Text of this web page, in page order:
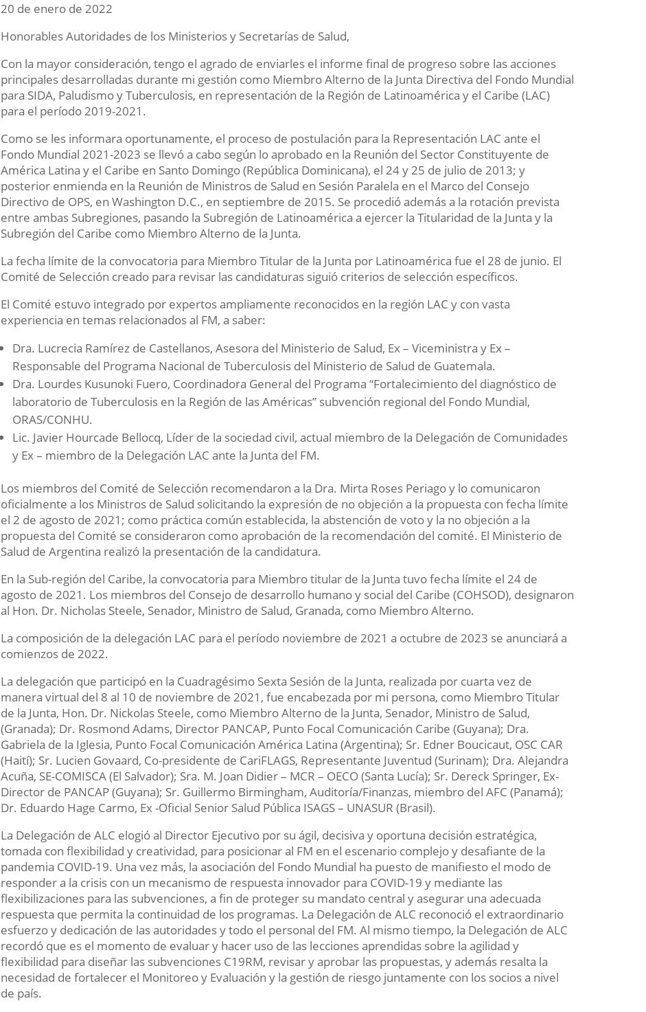
20 de enero de 2022
Honorables Autoridades de los Ministerios y Secretarías de Salud,
Con la mayor consideración, tengo el agrado de enviarles el informe final de progreso sobre las acciones
principales desarrolladas durante mi gestión como Miembro Alterno de la Junta Directiva del Fondo Mundial
para SIDA, Paludismo y Tuberculosis, en representación de la Región de Latinoamérica y el Caribe (LAC)
para el período 2019-2021.
Como se les informara oportunamente, el proceso de postulación para la Representación LAC ante el
Fondo Mundial 2021-2023 se llevó a cabo según lo aprobado en la Reunión del Sector Constituyente de
América Latina y el Caribe en Santo Domingo (República Dominicana), el 24 y 25 de julio de 2013; y
posterior enmienda en la Reunión de Ministros de Salud en Sesión Paralela en el Marco del Consejo
Directivo de OPS, en Washington D.C., en septiembre de 2015. Se procedió además a la rotación prevista
entre ambas Subregiones, pasando la Subregión de Latinoamérica a ejercer la Titularidad de la Junta y la
Subregión del Caribe como Miembro Alterno de la Junta.
La fecha límite de la convocatoria para Miembro Titular de la Junta por Latinoamérica fue el 28 de junio. El
Comité de Selección creado para revisar las candidaturas siguió criterios de selección específicos.
El Comité estuvo integrado por expertos ampliamente reconocidos en la región LAC y con vasta
experiencia en temas relacionados al FM, a saber:
Dra. Lucrecia Ramírez de Castellanos, Asesora del Ministerio de Salud, Ex – Viceministra y Ex –
Responsable del Programa Nacional de Tuberculosis del Ministerio de Salud de Guatemala.
Dra. Lourdes Kusunoki Fuero, Coordinadora General del Programa “Fortalecimiento del diagnóstico de
laboratorio de Tuberculosis en la Región de las Américas” subvención regional del Fondo Mundial,
ORAS/CONHU.
Lic. Javier Hourcade Bellocq, Líder de la sociedad civil, actual miembro de la Delegación de Comunidades
y Ex – miembro de la Delegación LAC ante la Junta del FM.
Los miembros del Comité de Selección recomendaron a la Dra. Mirta Roses Periago y lo comunicaron
oficialmente a los Ministros de Salud solicitando la expresión de no objeción a la propuesta con fecha límite
el 2 de agosto de 2021; como práctica común establecida, la abstención de voto y la no objeción a la
propuesta del Comité se consideraron como aprobación de la recomendación del comité. El Ministerio de
Salud de Argentina realizó la presentación de la candidatura.
En la Sub-región del Caribe, la convocatoria para Miembro titular de la Junta tuvo fecha límite el 24 de
agosto de 2021. Los miembros del Consejo de desarrollo humano y social del Caribe (COHSOD), designaron
al Hon. Dr. Nicholas Steele, Senador, Ministro de Salud, Granada, como Miembro Alterno.
La composición de la delegación LAC para el período noviembre de 2021 a octubre de 2023 se anunciará a
comienzos de 2022.
La delegación que participó en la Cuadragésimo Sexta Sesión de la Junta, realizada por cuarta vez de
manera virtual del 8 al 10 de noviembre de 2021, fue encabezada por mi persona, como Miembro Titular
de la Junta, Hon. Dr. Nickolas Steele, como Miembro Alterno de la Junta, Senador, Ministro de Salud,
(Granada); Dr. Rosmond Adams, Director PANCAP, Punto Focal Comunicación Caribe (Guyana); Dra.
Gabriela de la Iglesia, Punto Focal Comunicación América Latina (Argentina); Sr. Edner Boucicaut, OSC CAR
(Haití); Sr. Lucien Govaard, Co-presidente de CariFLAGS, Representante Juventud (Surinam); Dra. Alejandra
Acuña, SE-COMISCA (El Salvador); Sra. M. Joan Didier – MCR – OECO (Santa Lucía); Sr. Dereck Springer, Ex-
Director de PANCAP (Guyana); Sr. Guillermo Birmingham, Auditoría/Finanzas, miembro del AFC (Panamá);
Dr. Eduardo Hage Carmo, Ex -Oficial Senior Salud Pública ISAGS – UNASUR (Brasil).
La Delegación de ALC elogió al Director Ejecutivo por su ágil, decisiva y oportuna decisión estratégica,
tomada con flexibilidad y creatividad, para posicionar al FM en el escenario complejo y desafiante de la
pandemia COVID-19. Una vez más, la asociación del Fondo Mundial ha puesto de manifiesto el modo de
responder a la crisis con un mecanismo de respuesta innovador para COVID-19 y mediante las
flexibilizaciones para las subvenciones, a fin de proteger su mandato central y asegurar una adecuada
respuesta que permita la continuidad de los programas. La Delegación de ALC reconoció el extraordinario
esfuerzo y dedicación de las autoridades y todo el personal del FM. Al mismo tiempo, la Delegación de ALC
recordó que es el momento de evaluar y hacer uso de las lecciones aprendidas sobre la agilidad y
flexibilidad para diseñar las subvenciones C19RM, revisar y aprobar las propuestas, y además resalta la
necesidad de fortalecer el Monitoreo y Evaluación y la gestión de riesgo juntamente con los socios a nivel
de país.